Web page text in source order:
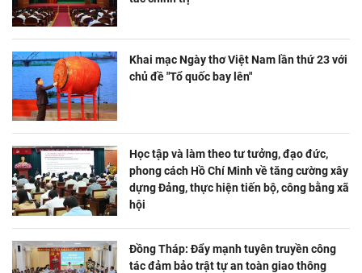
Khai mạc Ngày thơ Việt Nam lần thứ 23 với
chủ đề "Tổ quốc bay lên"
Học tập và làm theo tư tưởng, đạo đức,
phong cách Hồ Chí Minh về tăng cường xây
dựng Đảng, thực hiện tiến bộ, công bằng xã
hội
Đồng Tháp: Đẩy mạnh tuyên truyền công
tác đảm bảo trật tự an toàn giao thông